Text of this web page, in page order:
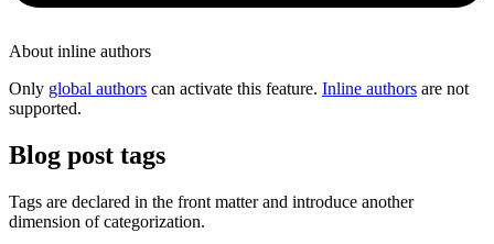
About inline authors
Only global authors can activate this feature. Inline authors are not
supported.
Blog post tags
Tags are declared in the front matter and introduce another
dimension of categorization.